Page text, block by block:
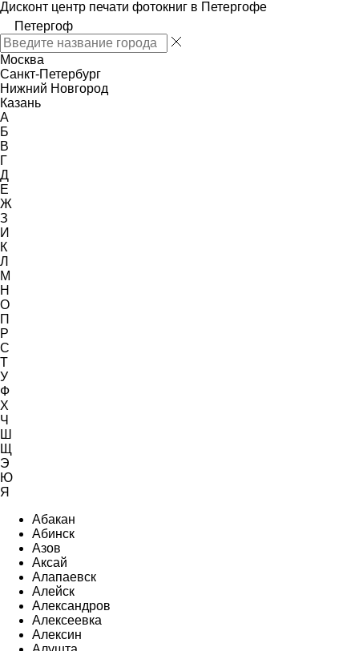
Дисконт центр печати фотокниг в Петергофе
Петергоф
Москва
Санкт-Петербург
Нижний Новгород
Казань
А
Б
В
Г
Д
Е
Ж
З
И
К
Л
М
Н
О
П
Р
С
Т
У
Ф
Х
Ч
Ш
Щ
Э
Ю
Я
Абакан
Абинск
Азов
Аксай
Алапаевск
Алейск
Александров
Алексеевка
Алексин